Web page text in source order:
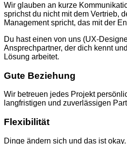
Wir glauben an kurze
sprichst du nicht mit dem Vertrieb,
Management spricht, das mit der
Du hast einen von uns (UX-
Ansprechpartner, der dich kennt
Lösung arbeitet.
Gute Beziehung
Wir betreuen jedes Projekt
langfristigen und zuverlässigen
Flexibilität
Dinge ändern sich und das ist